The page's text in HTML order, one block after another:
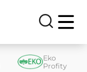
Eko
Profity